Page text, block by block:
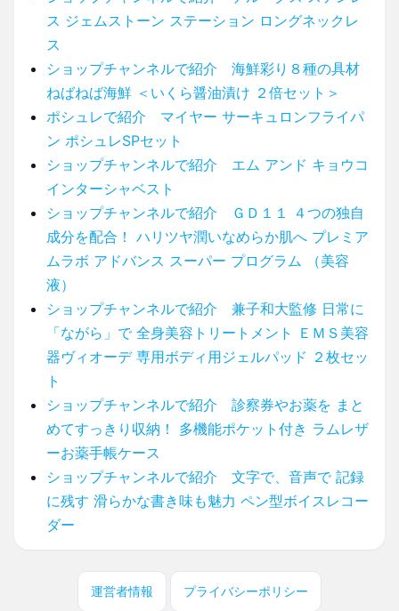
ス ジェムストーン ステーション ロングネックレ
ス
ショップチャンネルで紹介 海鮮彩り８種の具材
ねばねば海鮮 ＜いくら醤油漬け ２倍セット＞
ポシュレで紹介 マイヤー サーキュロンフライパ
ン ポシュレSPセット
ショップチャンネルで紹介 エム アンド キョウコ
インターシャベスト
ショップチャンネルで紹介 ＧＤ１１ ４つの独自
成分を配合！ ハリツヤ潤いなめらか肌へ プレミア
ムラボ アドバンス スーパー プログラム （美容
液）
ショップチャンネルで紹介 兼子和大監修 日常に
「ながら」で 全身美容トリートメント ＥＭＳ美容
器ヴィオーデ 専用ボディ用ジェルパッド ２枚セッ
ト
ショップチャンネルで紹介 診察券やお薬を まと
めてすっきり収納！ 多機能ポケット付き ラムレザ
ーお薬手帳ケース
ショップチャンネルで紹介 文字で、音声で 記録
に残す 滑らかな書き味も魅力 ペン型ボイスレコー
ダー
運営者情報 プライバシーポリシー